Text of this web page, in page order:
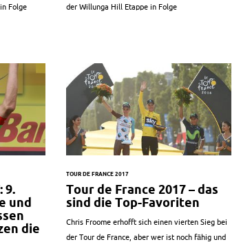
Folge
der Willunga Hill Etappe in Folge
9.
und
die
TOUR DE FRANCE 2017
Tour de France 2017 – das
sind die Top-Favoriten
Chris Froome erhofft sich einen vierten Sieg bei
der Tour de France, aber wer ist noch fähig und